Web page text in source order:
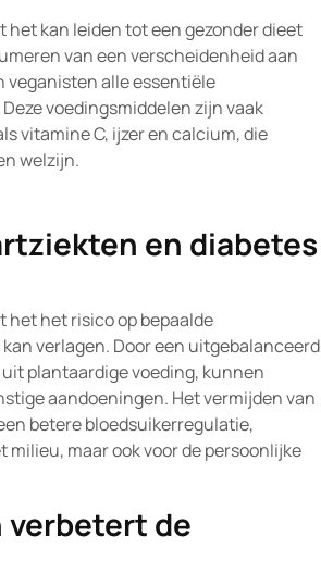
het kan leiden tot een gezonder dieet
van een verscheidenheid aan
alle essentiële
voedingsmiddelen zijn vaak
vitamine C, ijzer en calcium, die
welzijn.
en diabetes
het het risico op bepaalde
verlagen. Door een uitgebalanceerd
plantaardige voeding, kunnen
aandoeningen. Het vermijden van
betere bloedsuikerregulatie,
milieu, maar ook voor de persoonlijke
de